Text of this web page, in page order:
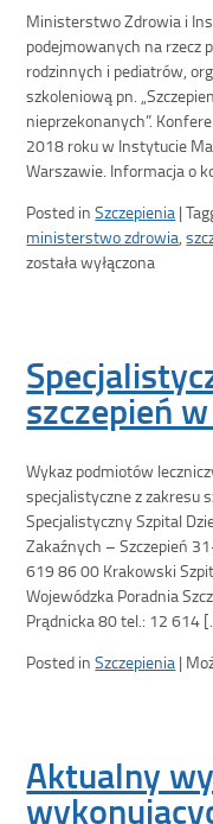
Ministerstwo Zdrowia i
podejmowanych na rzecz
rodzinnych i pediatrów,
szkoleniową pn.
nieprzekonanych”.
2018 roku w Instytucie
Warszawie. Informacja o
Posted in Szczepienia |
ministerstwo zdrowia,
została wyłączona
szczepień
Wykaz podmiotów
specjalistyczne z zakresu
Specjalistyczny Szpital
Zakaźnych – Szczepień
619 86 00 Krakowski
Wojewódzka Poradnia
Prądnicka 80 tel.: 12 614
Posted in Szczepienia |
Aktualny